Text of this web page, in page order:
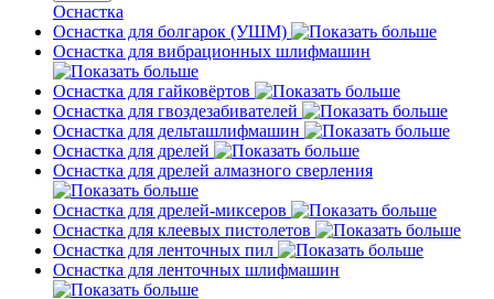
Оснастка
Оснастка для болгарок (УШМ)
Оснастка для вибрационных шлифмашин
Оснастка для гайковёртов
Оснастка для гвоздезабивателей
Оснастка для дельташлифмашин
Оснастка для дрелей
Оснастка для дрелей алмазного сверления
Оснастка для дрелей-миксеров
Оснастка для клеевых пистолетов
Оснастка для ленточных пил
Оснастка для ленточных шлифмашин